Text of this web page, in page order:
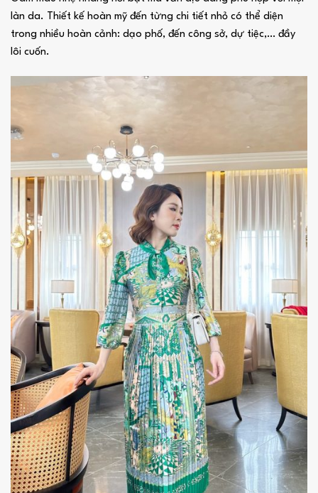
làn da. Thiết kế hoàn mỹ đến từng chi tiết nhỏ có thể diện
trong nhiều hoàn cảnh: dạo phố, đến công sở, dự tiệc,… đầy
lôi cuốn.